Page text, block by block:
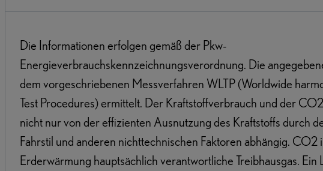
Die Informationen erfolgen gemäß der Pkw-
Energieverbrauchskennzeichnungsverordnung. Die
dem vorgeschriebenen Messverfahren WLTP (Worldwide
Test Procedures) ermittelt. Der Kraftstoffverbrauch und der
nicht nur von der effizienten Ausnutzung des Kraftstoffs durch
Fahrstil und anderen nichttechnischen Faktoren abhängig. CO2
Erderwärmung hauptsächlich verantwortliche Treibhausgas. Ein